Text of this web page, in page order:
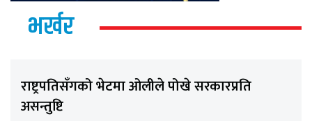
भर्खर
राष्ट्रपतिसँगको भेटमा ओलीले पोखे सरकारप्रति
असन्तुष्टि